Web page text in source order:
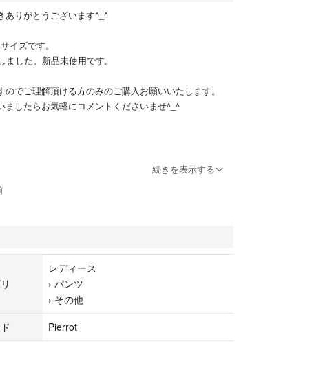
ありがとうございます^_^
イズです。
ました。新品未使用です。
のでご理解頂ける方のみのご購入お願いいたします。
ましたらお気軽にコメントくださいませ^_^
続きを表示する
レディース
› パンツ
› その他
Pierrot